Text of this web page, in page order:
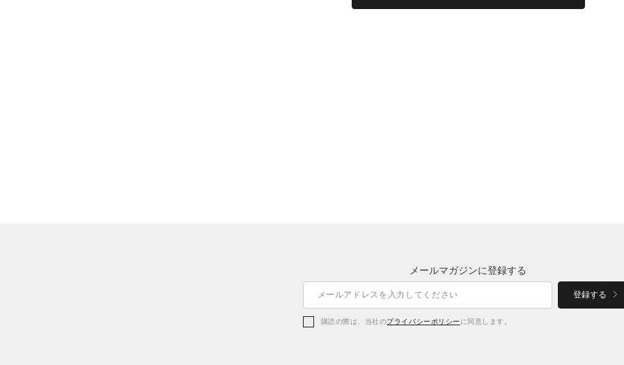
メールマガジンに登録する
登録する
購読の際は、当社のプライバシーポリシー に同意します。